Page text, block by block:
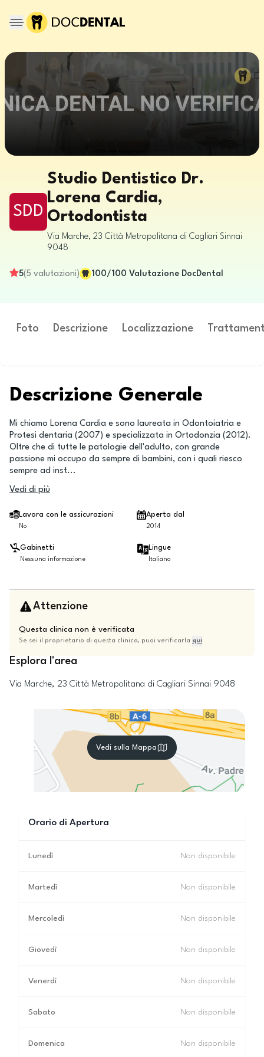
SDD
Studio Dentistico Dr.
Lorena Cardia,
Ortodontista
Via Marche, 23 Città Metropolitana di Cagliari Sinnai
9048
5(5 valutazioni) 100/100 Valutazione DocDental
Foto Descrizione Localizzazione
Descrizione Generale
Mi chiamo Lorena Cardia e sono laureata in Odontoiatria e
Protesi dentaria (2007) e specializzata in Ortodonzia (2012).
Oltre che di tutte le patologie dell'adulto, con grande
passione mi occupo da sempre di bambini, con i quali riesco
sempre ad inst...
Vedi di più
Lavora con le assicurazioni
No
Aperta dal
2014
Gabinetti
Nessuna informazione
Lingue
Italiano
Attenzione
Questa clinica non è verificata
Se sei il proprietario di questa clinica, puoi verificarla qui
Esplora l'area
Via Marche, 23 Città Metropolitana di Cagliari Sinnai 9048
Vedi sulla Mappa
Orario di Apertura
Lunedì Non disponibile
Martedì Non disponibile
Mercoledì Non disponibile
Giovedì Non disponibile
Venerdì Non disponibile
Sabato Non disponibile
Domenica Non disponibile